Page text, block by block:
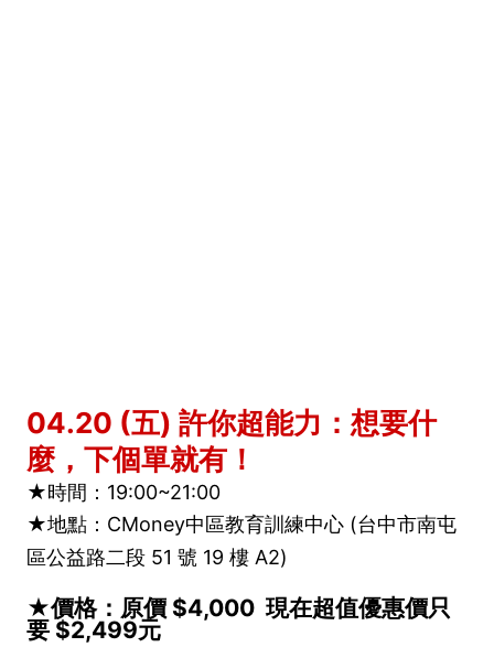
04.20 (五) 許你超能力：想要什
麼，下個單就有！
★時間：19:00~21:00
★地點： CMoney中區教育訓練中心 (台中市南屯
區公益路二段 51 號 19 樓 A2)
★價格：原價 $4,000 現在超值優惠價只
要 $2,499元